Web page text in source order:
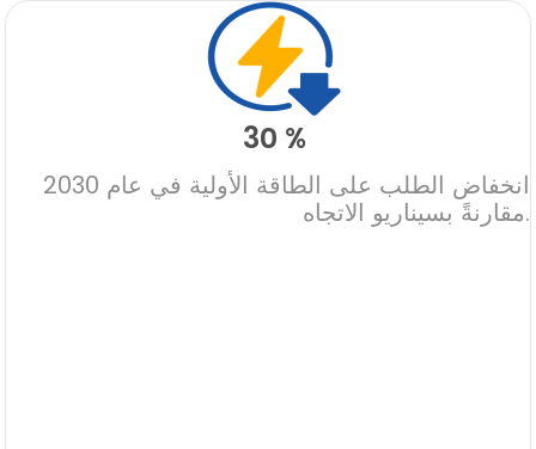
30 %
انخفاض الطلب على الطاقة الأولية في عام 2030
مقارنةً بسيناريو الاتجاه.